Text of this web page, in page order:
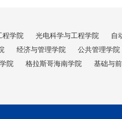
程学院 光电科学与工程学院 自
经济与管理学院 公共管理学院
院 格拉斯哥海南学院 基础与